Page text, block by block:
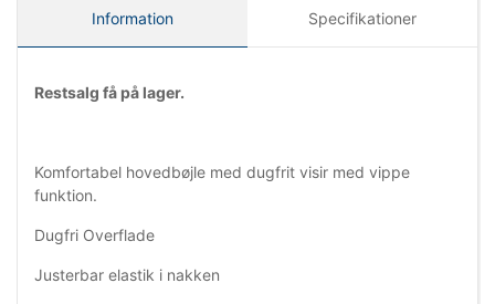
Information Specifikationer
Restsalg få på lager.
Komfortabel hovedbøjle med dugfrit visir med vippe
funktion.
Dugfri Overflade
Justerbar elastik i nakken